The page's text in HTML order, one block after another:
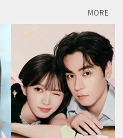
MORE